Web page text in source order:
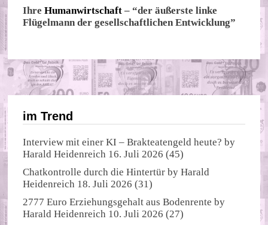
IhreHumanwirtschaft – “der äußerste linke
Flügelmann der gesellschaftlichen Entwicklung”
im Trend
Interview mit einer KI – Brakteatengeld heute? by
Harald Heidenreich 16. Juli 2026 (45)
Chatkontrolle durch die Hintertür byHarald
Heidenreich 18. Juli 2026 (31)
2777 Euro Erziehungsgehalt aus Bodenrente by
Harald Heidenreich 10. Juli 2026 (27)